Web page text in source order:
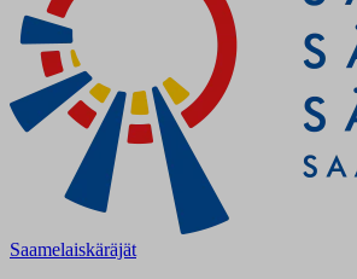
Saamelaiskäräjät